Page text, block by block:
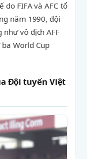
do FIFA và AFC tổ
năm 1990, đội
vô địch AFF
World Cup
Đội tuyển Việt